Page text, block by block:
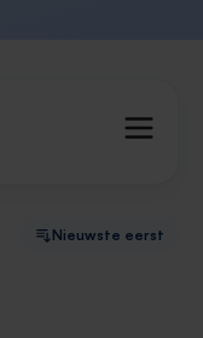
Nieuwste eerst